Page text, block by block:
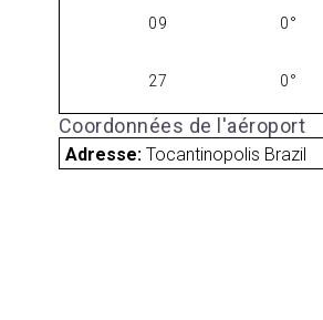
09 0°
27 0°
Coordonnées de l'aéroport
Adresse:Tocantinopolis Brazil